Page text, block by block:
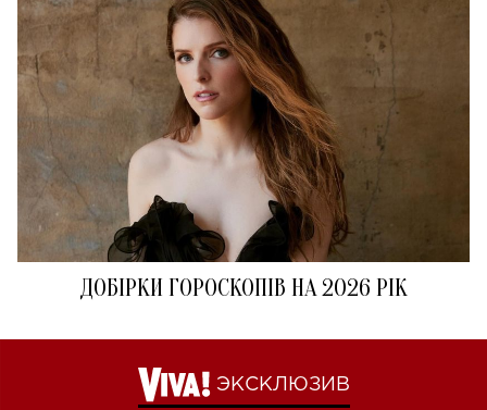
ДОБІРКИ ГОРОСКОПІВ НА 2026 РІК
ЭКСКЛЮЗИВ